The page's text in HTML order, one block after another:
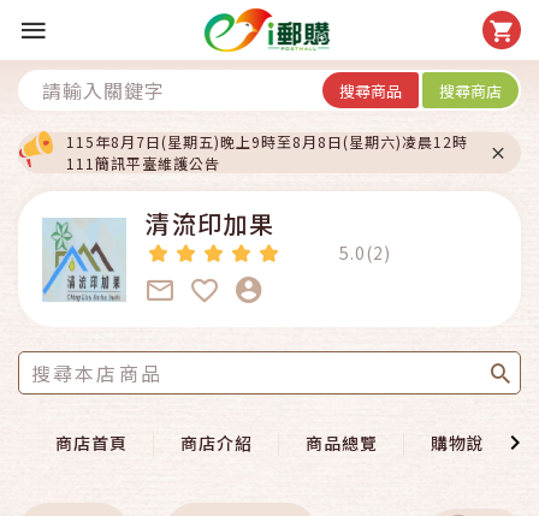
搜尋商品 搜尋商店
115年8月7日(星期五)晚上9時至8月8日(星期六)凌晨12時
111簡訊平臺維護公告
清流印加果
5.0(2)
商店首頁 商店介紹 商品總覽 購物說明